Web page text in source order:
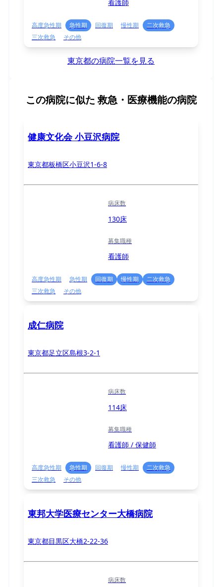
看護師
高度急性期 急性期 回復期 慢性期
二次救急
三次救急
その他
東京都の病院一覧を見る
この病院に似た 救急・医療機能の病院
健康文化会 小豆沢病院
東京都板橋区小豆沢1-6-8
病床数
130床
募集職種
看護師
高度急性期 急性期 回復期 慢性期
二次救急
三次救急
その他
成仁病院
東京都足立区島根3-2-1
病床数
114床
募集職種
看護師 / 保健師
高度急性期 急性期 回復期 慢性期
二次救急
三次救急
その他
東邦大学医療センター大橋病院
東京都目黒区大橋2-22-36
病床数